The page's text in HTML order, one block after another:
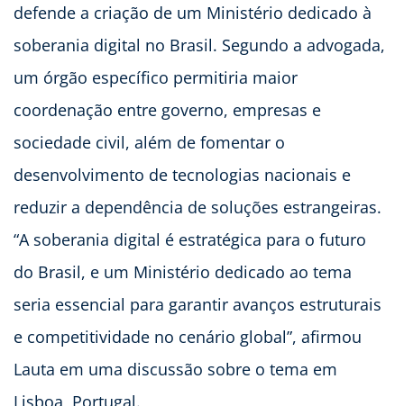
defende a criação de um Ministério dedicado à
soberania digital no Brasil. Segundo a advogada,
um órgão específico permitiria maior
coordenação entre governo, empresas e
sociedade civil, além de fomentar o
desenvolvimento de tecnologias nacionais e
reduzir a dependência de soluções estrangeiras.
“A soberania digital é estratégica para o futuro
do Brasil, e um Ministério dedicado ao tema
seria essencial para garantir avanços estruturais
e competitividade no cenário global”, afirmou
Lauta em uma discussão sobre o tema em
Lisboa, Portugal.